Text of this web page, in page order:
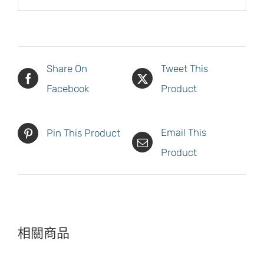
Share On
Facebook
Tweet This
Product
Pin This Product
Email This
Product
相關商品